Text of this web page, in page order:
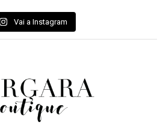
Vai a Instagram